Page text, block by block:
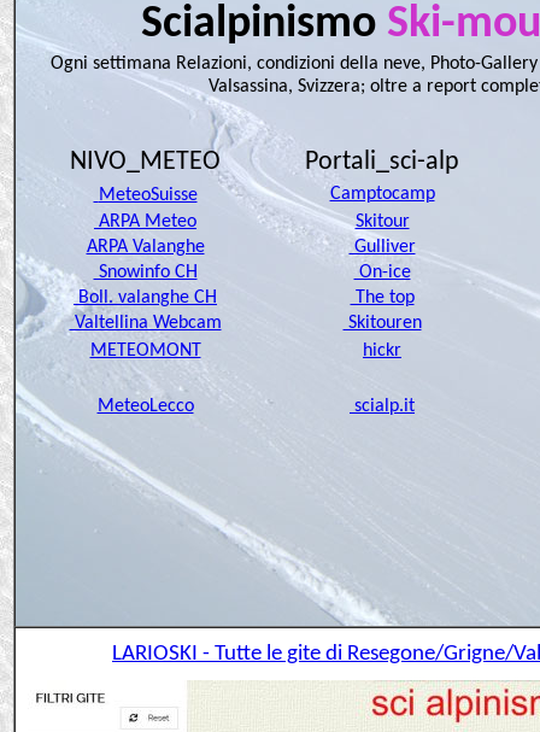
Scialpinismo Ski-
Ogni settimana Relazioni, condizioni della neve, Photo-
Valsassina, Svizzera; oltre a report
NIVO_METEO Portali_sci-alp
MeteoSuisse
Camptocamp
ARPA Meteo
Skitour
ARPA Valanghe
Gulliver
Snowinfo CH
On-ice
Boll. valanghe CH
The top
Valtellina Webcam
Skitouren
METEOMONT
hickr
MeteoLecco scialp.it
LARIOSKI - Tutte le gite di Resegone/Grigne/